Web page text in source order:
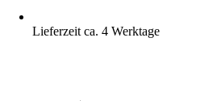
Lieferzeit ca. 4 Werktage